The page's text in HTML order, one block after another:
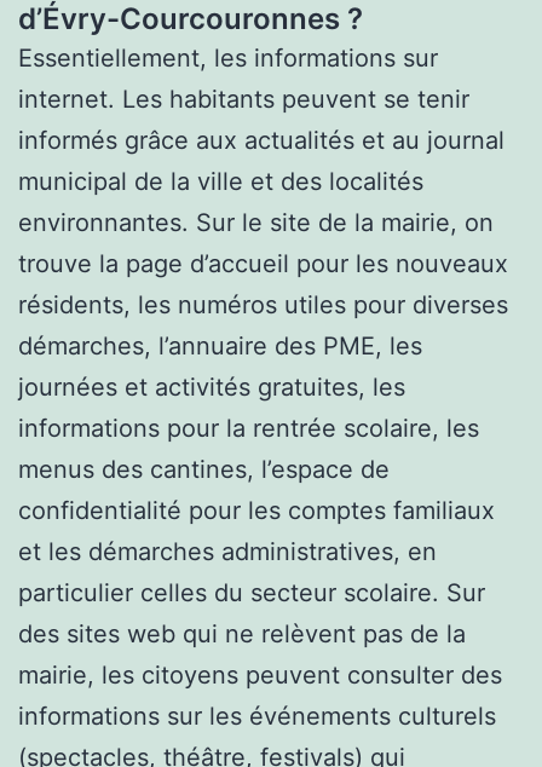
d’Évry-Courcouronnes ?
Essentiellement, les informations sur
internet. Les habitants peuvent se tenir
informés grâce aux actualités et au journal
municipal de la ville et des localités
environnantes. Sur le site de la mairie, on
trouve la page d’accueil pour les nouveaux
résidents, les numéros utiles pour diverses
démarches, l’annuaire des PME, les
journées et activités gratuites, les
informations pour la rentrée scolaire, les
menus des cantines, l’espace de
confidentialité pour les comptes familiaux
et les démarches administratives, en
particulier celles du secteur scolaire. Sur
des sites web qui ne relèvent pas de la
mairie, les citoyens peuvent consulter des
informations sur les événements culturels
(spectacles, théâtre, festivals) qui